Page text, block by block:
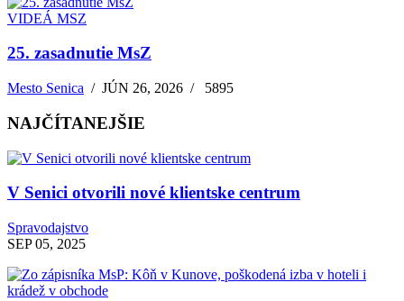
VIDEÁ MSZ
25. zasadnutie MsZ
Mesto Senica /JÚN 26, 2026 / 5895
NAJČÍTANEJŠIE
V Senici otvorili nové klientske centrum
Spravodajstvo
SEP 05, 2025